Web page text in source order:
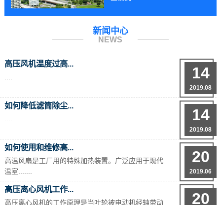
新闻中心
NEWS
14
2019.08
高压风机温度过高...
14
2019.08
如何降低滤筒除尘...
20
2019.06
如何使用和维修高...
高温风扇是工厂用的特殊加热装置。广泛应用于现代
温室.......
20
高压离心风机工作...
高压离心风机的工作原理是当叶轮被电动机经轴带动